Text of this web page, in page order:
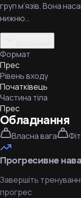
груп м’язів. Вона
нижню…
Формат
Прес
Рівень входу
Початківець
Частина тіла
Прес
Обладнання
Власна вага
Прогресивне
Завершіть
прогрес